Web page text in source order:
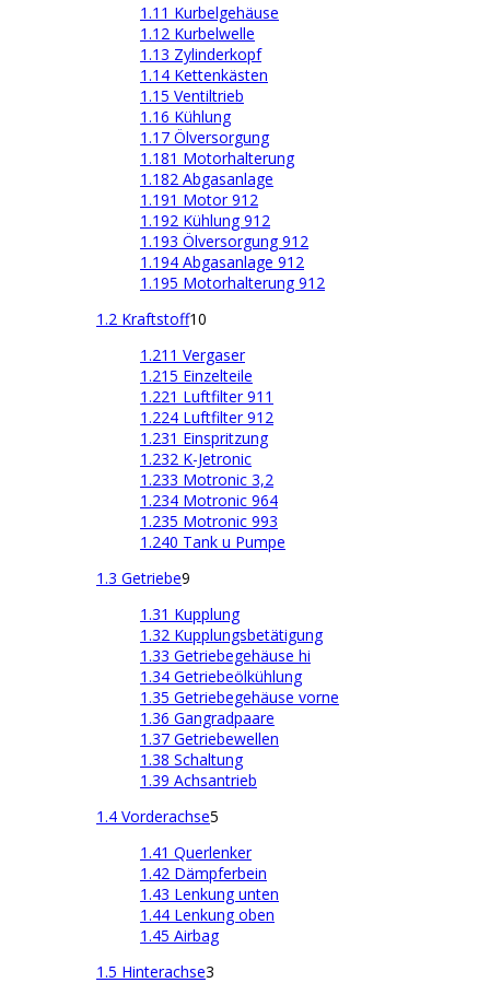
1.11 Kurbelgehäuse
1.12 Kurbelwelle
1.13 Zylinderkopf
1.14 Kettenkästen
1.15 Ventiltrieb
1.16 Kühlung
1.17 Ölversorgung
1.181 Motorhalterung
1.182 Abgasanlage
1.191 Motor 912
1.192 Kühlung 912
1.193 Ölversorgung 912
1.194 Abgasanlage 912
1.195 Motorhalterung 912
1.2 Kraftstoff10
1.211 Vergaser
1.215 Einzelteile
1.221 Luftfilter 911
1.224 Luftfilter 912
1.231 Einspritzung
1.232 K-Jetronic
1.233 Motronic 3,2
1.234 Motronic 964
1.235 Motronic 993
1.240 Tank u Pumpe
1.3 Getriebe9
1.31 Kupplung
1.32 Kupplungsbetätigung
1.33 Getriebegehäuse hi
1.34 Getriebeölkühlung
1.35 Getriebegehäuse vorne
1.36 Gangradpaare
1.37 Getriebewellen
1.38 Schaltung
1.39 Achsantrieb
1.4 Vorderachse5
1.41 Querlenker
1.42 Dämpferbein
1.43 Lenkung unten
1.44 Lenkung oben
1.45 Airbag
1.5 Hinterachse3